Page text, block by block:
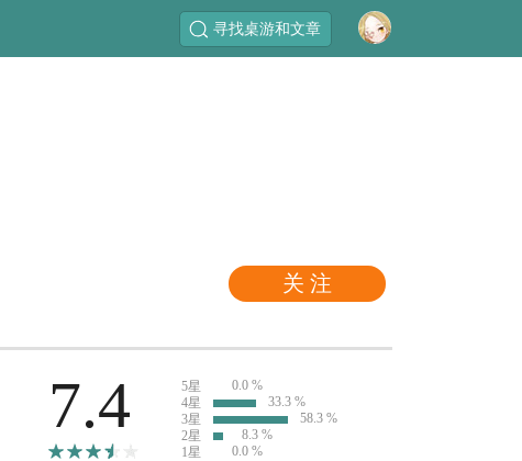
寻找桌游和文章
关 注
7.4 5星
0.0 %
4星
33.3 %
3星
58.3 %
2星
8.3 %
1星
0.0 %